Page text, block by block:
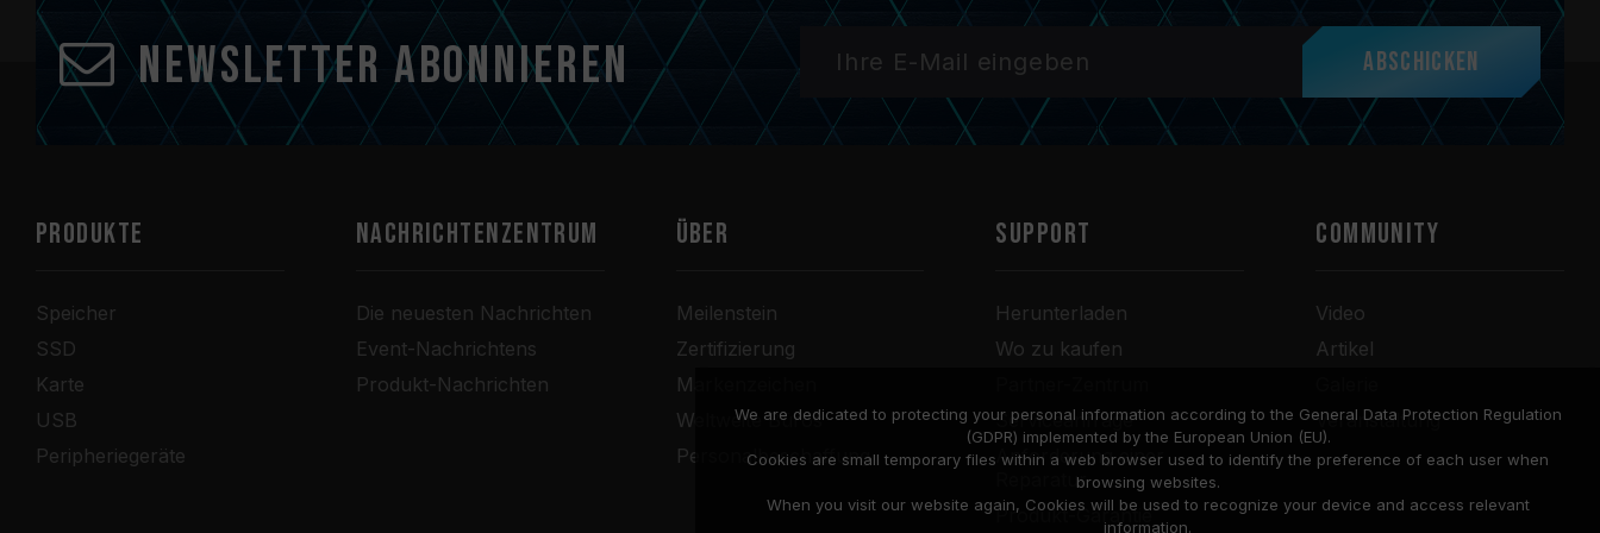
Newsletter abonnieren Abschicken
PRODUKTE
Speicher
SSD
Karte
USB
Peripheriegeräte
Nachrichtenzentrum
Die neuesten Nachrichten
Event-Nachrichtens
Produkt-Nachrichten
Über
Meilenstein
Zertifizierung
Markenzeichen
Weltweite Büros
Personalbeschaffung
SUPPORT
Herunterladen
Wo zu kaufen
Serviceanfrage
Anforderung einer
Reparatur
Produkt-Garantie
COMMUNITY
Video
Artikel
Veranstaltung
We are dedicated to protecting your personal information according to the General Data Protection Regulation
(GDPR) implemented by the European Union (EU).
Cookies are small temporary files within a web browser used to identify the preference of each user when
browsing websites.
When you visit our website again, Cookies will be used to recognize your device and access relevant
information.